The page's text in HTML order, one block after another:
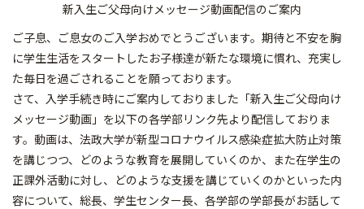
新入生ご父母向けメッセージ動画配信のご案内
ご子息、ご息女のご入学おめでとうございます。期待と不安を胸
に学生生活をスタートしたお子様達が新たな環境に慣れ、充実し
た毎日を過ごされることを願っております。
さて、入学手続き時にご案内しておりました「新入生ご父母向け
メッセージ動画」を以下の各学部リンク先より配信しておりま
す。動画は、法政大学が新型コロナウイルス感染症拡大防止対策
を講じつつ、どのような教育を展開していくのか、また在学生の
正課外活動に対し、どのような支援を講じていくのかといった内
容について、総長、学生センター長、各学部の学部長がお話して